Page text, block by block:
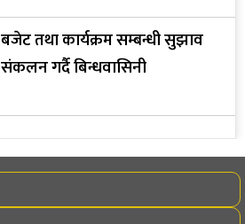
बजेट तथा कार्यक्रम सम्बन्धी सुझाव
संकलन गर्दै बिन्धवासिनी